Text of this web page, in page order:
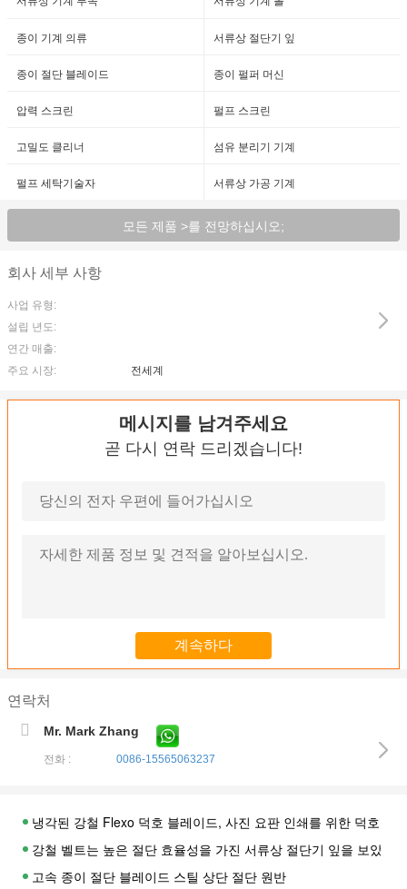
종이 기계 의류 서류상 절단기 잎
종이 절단 블레이드 종이 펄퍼 머신
압력 스크린 펄프 스크린
고밀도 클리너 섬유 분리기 기계
펄프 세탁기술자 서류상 가공 기계
모든 제품 >를 전망하십시오;
회사 세부 사항
사업 유형:
설립 년도:
연간 매출:
주요 시장:
전세계
메시지를 남겨주세요
곧 다시 연락 드리겠습니다!
연락처
Mr. Mark Zhang
전화 : 0086-15565063237
냉각된 강철 Flexo 덕호 블레이드, 사진 요판 인쇄를 위한 덕호 블
강철 벨트는 높은 절단 효율성을 가진 서류상 절단기 잎을 보았습
고속 종이 절단 블레이드 스틸 상단 절단 원반